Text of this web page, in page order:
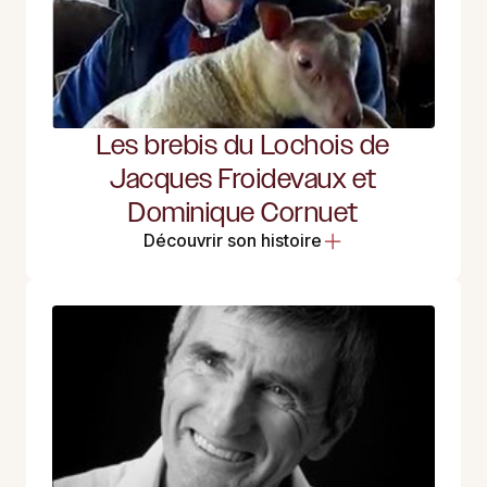
Les brebis du Lochois de
Jacques Froidevaux et
Dominique Cornuet
Découvrir son histoire